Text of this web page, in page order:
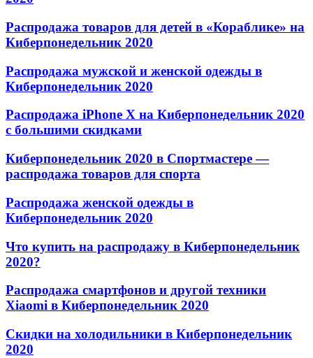
Распродажа товаров для детей в «Кораблике» на
Киберпонедельник 2020
Распродажа мужской и женской одежды в
Киберпонедельник 2020
Распродажа iPhone X на Киберпонедельник 2020
с большими скидками
Киберпонедельник 2020 в Спортмастере —
распродажа товаров для спорта
Распродажа женской одежды в
Киберпонедельник 2020
Что купить на распродажу в Киберпонедельник
2020?
Распродажа смартфонов и другой техники
Xiaomi в Киберпонедельник 2020
Скидки на холодильники в Киберпонедельник
2020